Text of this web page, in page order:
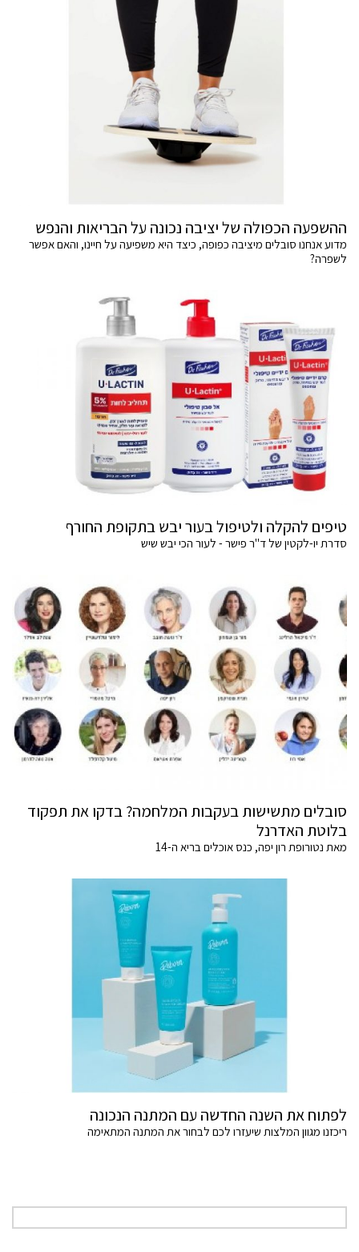
ההשפעה הכפולה של יציבה נכונה על הבריאות והנפש
מדוע אנחנו סובלים מיציבה כפופה, כיצד היא משפיעה על חיינו, והאם אפשר
לשפרה?
טיפים להקלה ולטיפול בעור יבש בתקופת החורף
סדרת יו-לקטין של ד"ר פישר - לעור הכי יבש שיש
סובלים מתשישות בעקבות המלחמה? בדקו את תפקוד
בלוטת האדרנל
מאת נטורופת רון יפה, כנס אוכלים בריא ה-14
לפתוח את השנה החדשה עם המתנה הנכונה
ריכזנו מגוון המלצות שיעזרו לכם לבחור את המתנה המתאימה